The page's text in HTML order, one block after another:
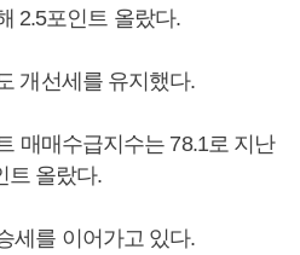
2.5포인트 올랐다.
개선세를 유지했다.
매매수급지수는 78.1로 지난
트 올랐다.
세를 이어가고 있다.